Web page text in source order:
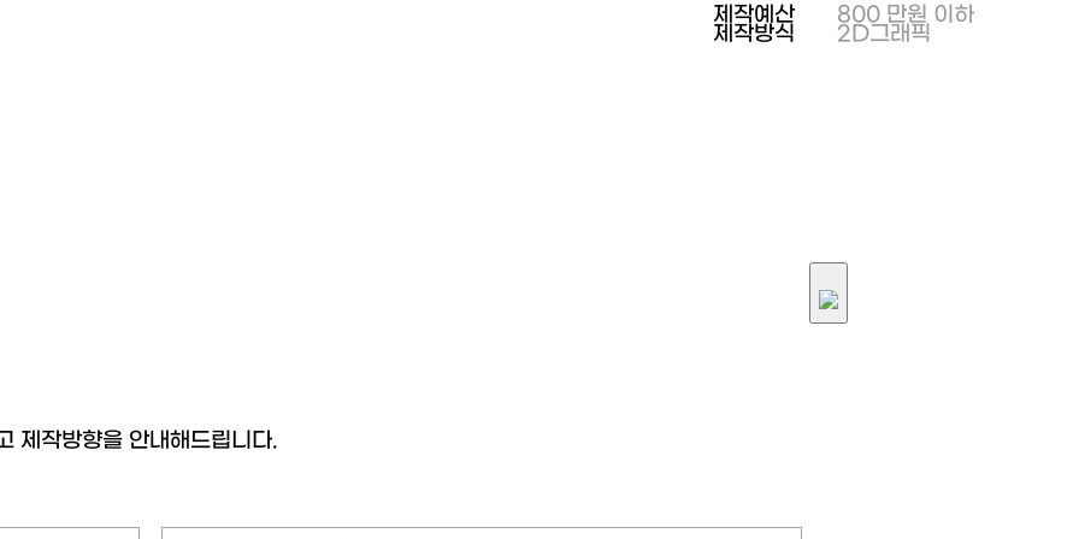
제작방향을 안내해드립니다.
제작예산 800 만원 이하
제작방식 2D그래픽